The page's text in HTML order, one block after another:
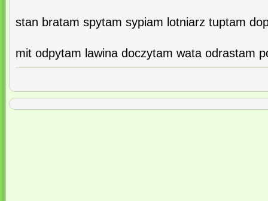
stan bratam spytam sypiam lotniarz tuptam
mit odpytam lawina doczytam wata odrastam